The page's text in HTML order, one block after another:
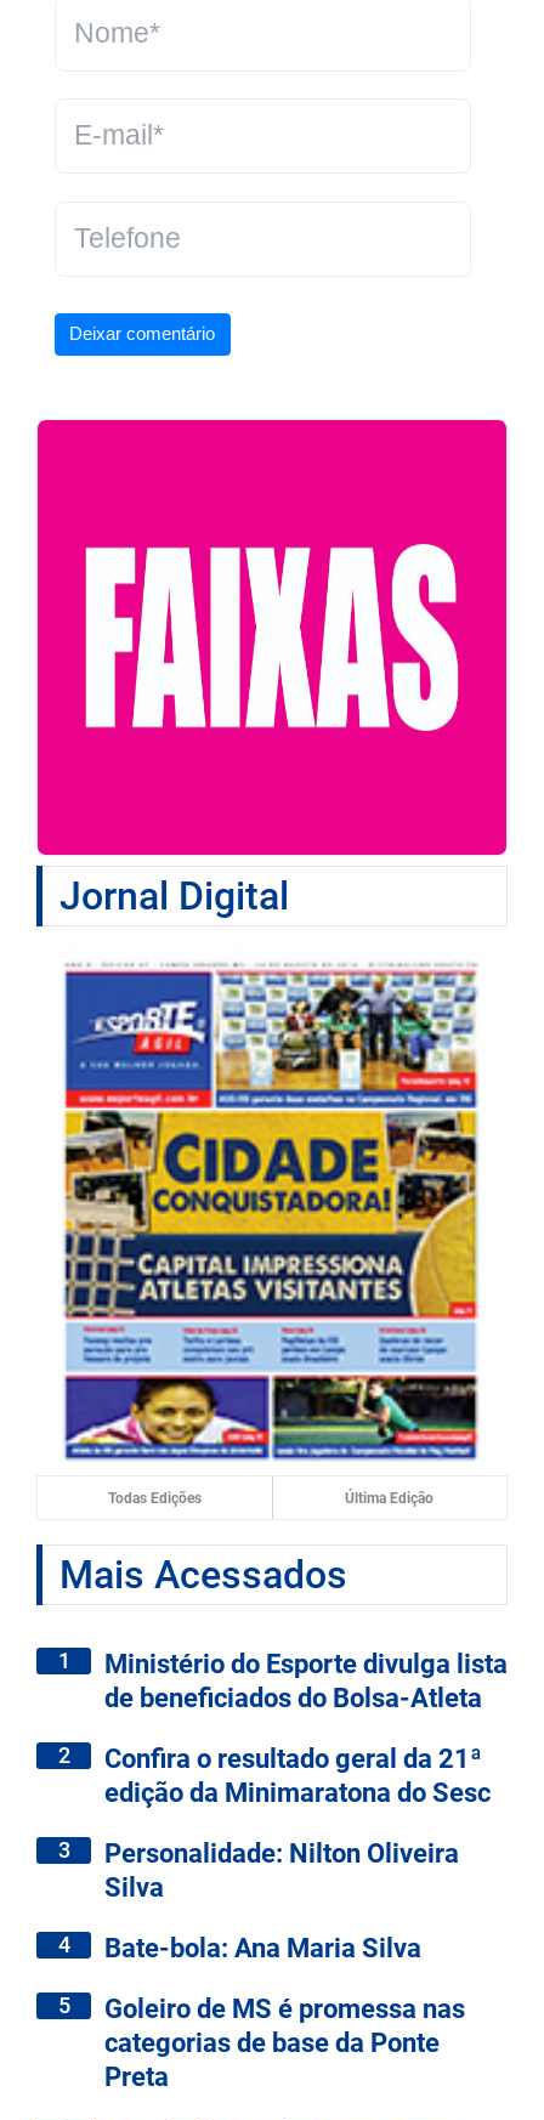
Deixar comentário
Jornal Digital
Todas Edições Última Edição
Mais Acessados
1
Ministério do Esporte divulga lista
de beneficiados do Bolsa-Atleta
2
Confira o resultado geral da 21ª
edição da Minimaratona do Sesc
3
Personalidade: Nilton Oliveira
Silva
4 Bate-bola: Ana Maria Silva
5
Goleiro de MS é promessa nas
categorias de base da Ponte
Preta